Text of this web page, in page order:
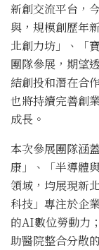
新創交流平台，
與，規模創歷年
北創力坊」、「
團隊參展，期望
結創投和潛在合
也將持續完善創
成長。
本次參展團隊涵
康」、「半導體
領域，均展現新
科技」專注於企
的AI數位勞動力
助醫院整合分散